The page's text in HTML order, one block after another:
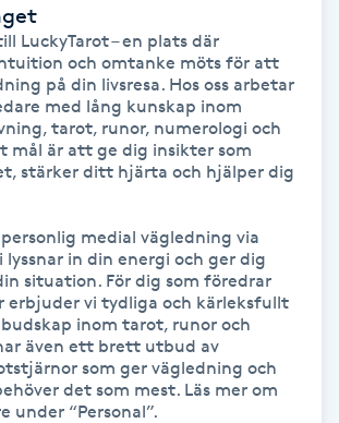
LuckyTarot – en plats där
och omtanke möts för att
på din livsresa. Hos oss arbetar
med lång kunskap inom
tarot, runor, numerologi och
mål är att ge dig insikter som
stärker ditt hjärta och hjälper dig
medial vägledning via
in din energi och ger dig
situation. För dig som föredrar
erbjuder vi tydliga och kärleksfullt
inom tarot, runor och
även ett brett utbud av
som ger vägledning och
det som mest. Läs mer om
under “Personal”.